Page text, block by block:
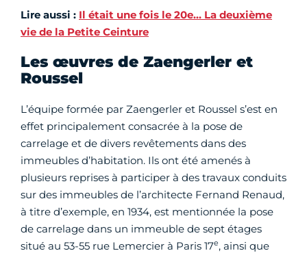
Lire aussi : Il était une fois le 20e… La deuxième
vie de la Petite Ceinture
Les œuvres de Zaengerler et
Roussel
L’équipe formée par Zaengerler et Roussel s’est en
effet principalement consacrée à la pose de
carrelage et de divers revêtements dans des
immeubles d’habitation. Ils ont été amenés à
plusieurs reprises à participer à des travaux conduits
sur des immeubles de l’architecte Fernand Renaud,
à titre d’exemple, en 1934, est mentionnée la pose
de carrelage dans un immeuble de sept étages
situé au 53-55 rue Lemercier à Paris 17e, ainsi que